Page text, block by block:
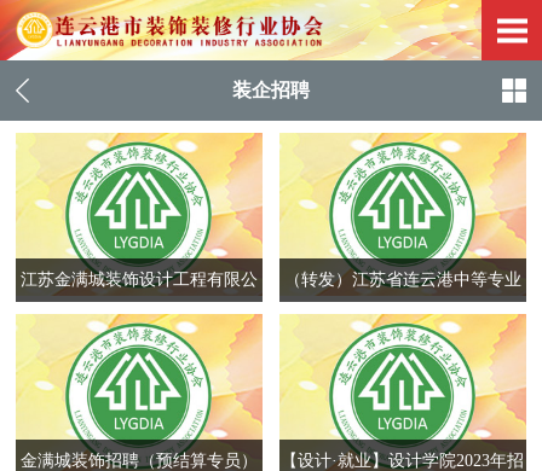
装企招聘
江苏金满城装饰设计工程有限公
司招聘预结算专员（装饰）
（转发）江苏省连云港中等专业
学校2025届毕业生校园招聘会公
告
金满城装饰招聘（预结算专员） 【设计·就业】设计学院2023年招